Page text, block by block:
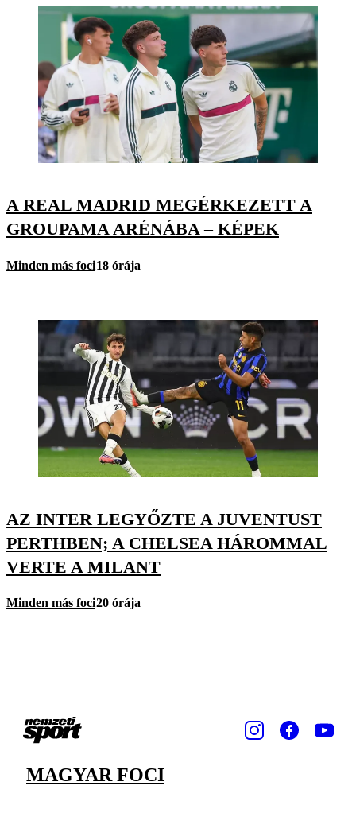
A REAL MADRID MEGÉRKEZETT A
GROUPAMA ARÉNÁBA – KÉPEK
Minden más foci18 órája
AZ INTER LEGYŐZTE A JUVENTUST
PERTHBEN; A CHELSEA HÁROMMAL
VERTE A MILANT
Minden más foci20 órája
MAGYAR FOCI